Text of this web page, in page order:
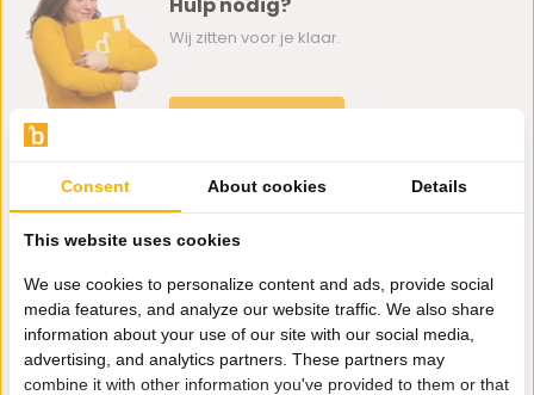
Wij zitten voor je klaar.
klantenservice@bazaaronline.nl
Ontvang de nieuwste aanbiedingen en promoties. We zullen
je niet spammen, beloofd.
Consent About cookies Details
This website uses cookies
We use cookies to personalize content and ads, provide social
media features, and analyze our website traffic. We also share
information about your use of our site with our social media,
advertising, and analytics partners. These partners may
combine it with other information you've provided to them or that